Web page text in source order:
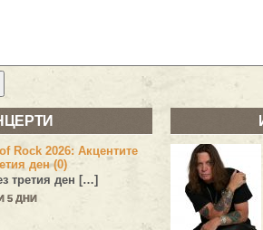
Rock 2026: Акцентите
ден (0)
третия ден […]
5 ДНИ